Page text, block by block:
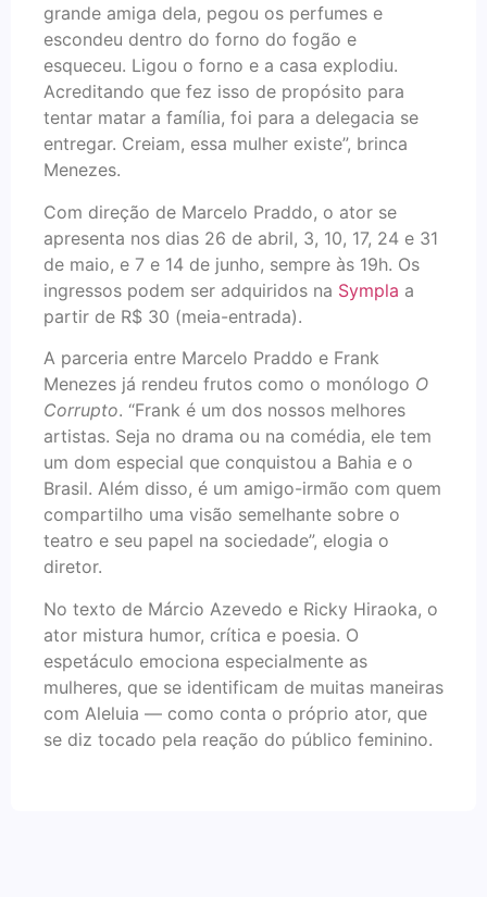
grande amiga dela, pegou os perfumes e
escondeu dentro do forno do fogão e
esqueceu. Ligou o forno e a casa explodiu.
Acreditando que fez isso de propósito para
tentar matar a família, foi para a delegacia se
entregar. Creiam, essa mulher existe”, brinca
Menezes.
Com direção de Marcelo Praddo, o ator se
apresenta nos dias 26 de abril, 3, 10, 17, 24 e 31
de maio, e 7 e 14 de junho, sempre às 19h. Os
ingressos podem ser adquiridos na Sympla a
partir de R$ 30 (meia-entrada).
A parceria entre Marcelo Praddo e Frank
Menezes já rendeu frutos como o monólogo O
Corrupto. “Frank é um dos nossos melhores
artistas. Seja no drama ou na comédia, ele tem
um dom especial que conquistou a Bahia e o
Brasil. Além disso, é um amigo-irmão com quem
compartilho uma visão semelhante sobre o
teatro e seu papel na sociedade”, elogia o
diretor.
No texto de Márcio Azevedo e Ricky Hiraoka, o
ator mistura humor, crítica e poesia. O
espetáculo emociona especialmente as
mulheres, que se identificam de muitas maneiras
com Aleluia — como conta o próprio ator, que
se diz tocado pela reação do público feminino.